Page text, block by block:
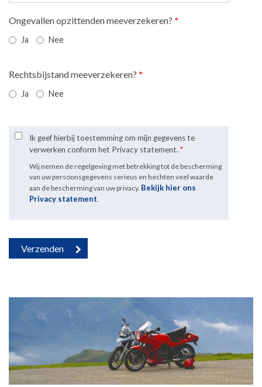
Ongevallen opzittenden meeverzekeren? *
Ja Nee
Rechtsbijstand meeverzekeren? *
Ja Nee
Ik geef hierbij toestemming om mijn gegevens te
verwerken conform het Privacy statement. *
Wij nemen de regelgeving met betrekking tot de bescherming
van uw persoonsgegevens serieus en hechten veel waarde
aan de bescherming van uw privacy. Bekijk hier ons
Privacy statement